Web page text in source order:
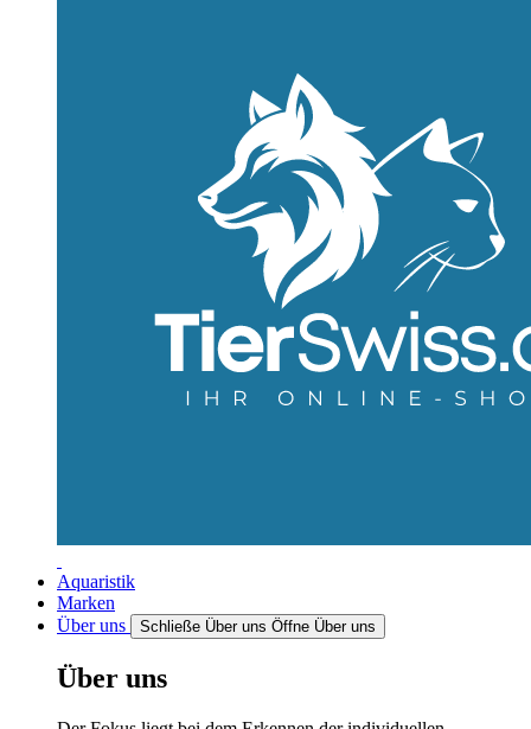
Aquaristik
Marken
Über uns
Schließe Über uns Öffne Über uns
Über uns